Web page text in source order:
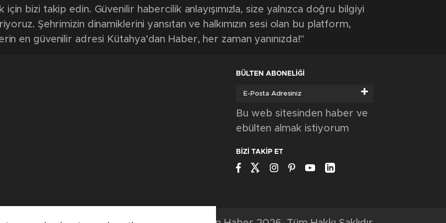
gençlerle Murat Dağı’nda buluştu
BULUŞMA